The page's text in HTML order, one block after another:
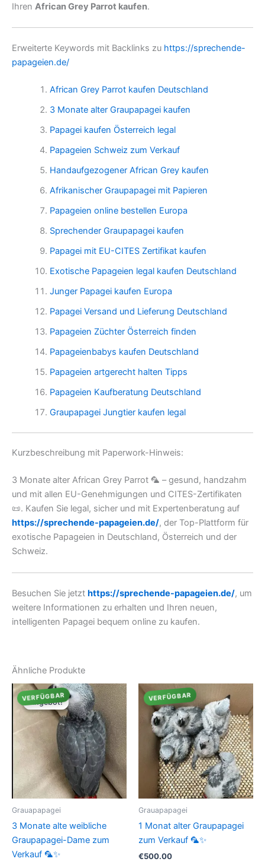
Ihren African Grey Parrot kaufen.
Erweiterte Keywords mit Backlinks zu https://sprechende-
papageien.de/
African Grey Parrot kaufen Deutschland
3 Monate alter Graupapagei kaufen
Papagei kaufen Österreich legal
Papageien Schweiz zum Verkauf
Handaufgezogener African Grey kaufen
Afrikanischer Graupapagei mit Papieren
Papageien online bestellen Europa
Sprechender Graupapagei kaufen
Papagei mit EU-CITES Zertifikat kaufen
Exotische Papageien legal kaufen Deutschland
Junger Papagei kaufen Europa
Papagei Versand und Lieferung Deutschland
Papageien Züchter Österreich finden
Papageienbabys kaufen Deutschland
Papageien artgerecht halten Tipps
Papageien Kaufberatung Deutschland
Graupapagei Jungtier kaufen legal
Kurzbeschreibung mit Paperwork-Hinweis:
3 Monate alter African Grey Parrot 🦜 – gesund, handzahm
und mit allen EU-Genehmigungen und CITES-Zertifikaten
📜. Kaufen Sie legal, sicher und mit Expertenberatung auf
https://sprechende-papageien.de/, der Top-Plattform für
exotische Papageien in Deutschland, Österreich und der
Schweiz.
Besuchen Sie jetzt https://sprechende-papageien.de/, um
weitere Informationen zu erhalten und Ihren neuen,
intelligenten Papagei bequem online zu kaufen.
Ähnliche Produkte
Angebot!
VERFÜGBAR
Angebot!
Grauapapagei
3 Monate alte weibliche
Graupapagei-Dame zum
Verkauf 🦜✨
VERFÜGBAR
Grauapapagei
1 Monat alter Graupapagei
zum Verkauf 🦜✨
€500.00